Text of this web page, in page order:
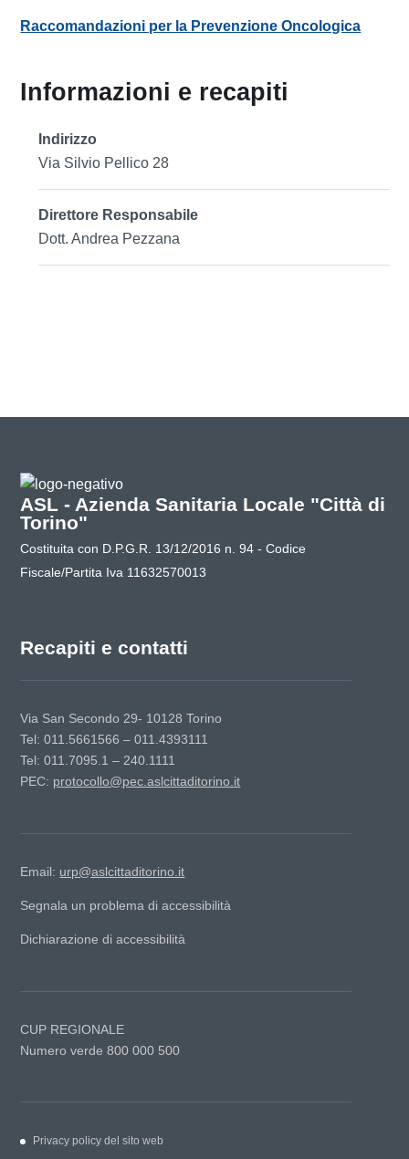
Raccomandazioni per la Prevenzione Oncologica
Informazioni e recapiti
Indirizzo
Via Silvio Pellico 28
Direttore Responsabile
Dott. Andrea Pezzana
ASL - Azienda Sanitaria Locale "Città di
Torino"
Costituita con D.P.G.R. 13/12/2016 n. 94 - Codice
Fiscale/Partita Iva 11632570013
Recapiti e contatti
Via San Secondo 29- 10128 Torino
Tel: 011.5661566 – 011.4393111
Tel: 011.7095.1 – 240.1111
PEC: protocollo@pec.aslcittaditorino.it
Email: urp@aslcittaditorino.it
Segnala un problema di accessibilità
Dichiarazione di accessibilità
CUP REGIONALE
Numero verde 800 000 500
Privacy policy del sito web